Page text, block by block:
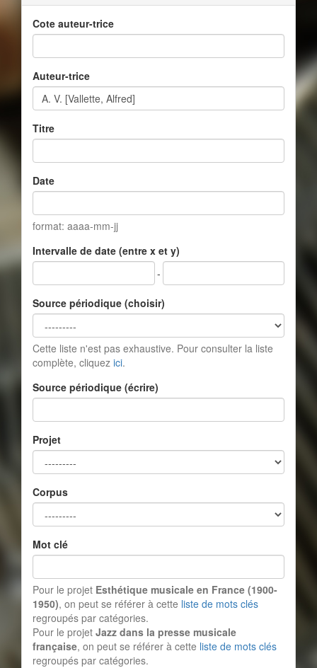
Cote auteur-trice
Auteur-trice
Titre
Date
format: aaaa-mm-jj
Intervalle de date (entre x et y)
-
Source périodique (choisir)
Cette liste n'est pas exhaustive. Pour consulter la liste
complète, cliquez ici.
Source périodique (écrire)
Projet
Corpus
Mot clé
Pour le projet Esthétique musicale en France (1900-
1950), on peut se référer à cette liste de mots clés
regroupés par catégories.
Pour le projet Jazz dans la presse musicale
française, on peut se référer à cette liste de mots clés
regroupés par catégories.